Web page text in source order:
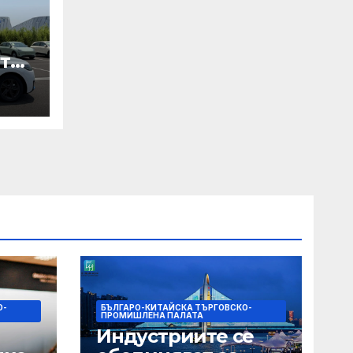
БЪЛГАРО-КИТАЙСКА ТЪРГОВСКО-
ПРОМИШЛЕНА ПАЛАТА
Индустриите се